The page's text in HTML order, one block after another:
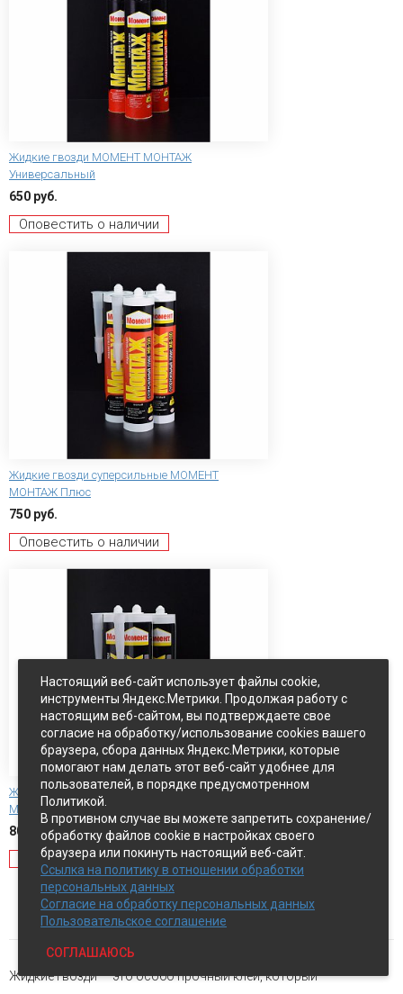
Жидкие гвозди МОМЕНТ МОНТАЖ
Универсальный
650 руб.
Оповестить о наличии
Жидкие гвозди суперсильные МОМЕНТ
МОНТАЖ Плюс
750 руб.
Оповестить о наличии
Жидкие гвозди суперсильные МОМЕНТ
МОНТАЖ DGII
800 руб.
Оповестить о наличии
Показать ещё
Жидкие гвозди — это особо прочный клей, который
Настоящий веб-сайт использует файлы cookie,
инструменты Яндекс.Метрики. Продолжая работу с
настоящим веб-сайтом, вы подтверждаете свое
согласие на обработку/использование cookies вашего
браузера, сбора данных Яндекс.Метрики, которые
помогают нам делать этот веб-сайт удобнее для
пользователей, в порядке предусмотренном
Политикой.
В противном случае вы можете запретить сохранение/
обработку файлов cookie в настройках своего
браузера или покинуть настоящий веб-сайт.
Ссылка на политику в отношении обработки
персональных данных
Согласие на обработку персональных данных
Пользовательское соглашение
СОГЛАШАЮСЬ